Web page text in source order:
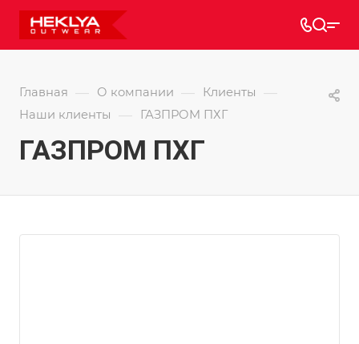
Главная — О компании — Клиенты —
Наши клиенты — ГАЗПРОМ ПХГ
ГАЗПРОМ ПХГ